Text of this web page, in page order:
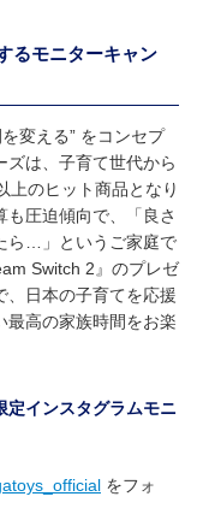
るモニターキャン
変える” をコンセプ
ズは、子育て世代から
上のヒット商品となり
も圧迫傾向で、「良さ
ら…」というご家庭で
Switch 2』のプレゼ
、日本の子育てを応援
最高の家族時間をお楽
インスタグラムモニ
をフォ